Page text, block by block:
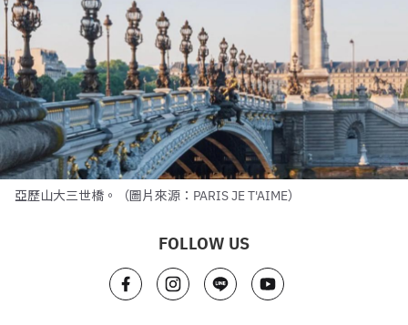
亞歷山大三世橋。（圖片來源：PARIS JE T'AIME）
FOLLOW US